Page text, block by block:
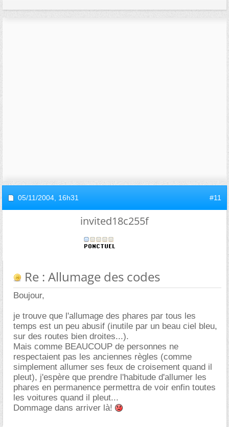
05/11/2004, 16h31 #11
invited18c255f
Re : Allumage des codes
Boujour,
je trouve que l'allumage des phares par tous les
temps est un peu abusif (inutile par un beau ciel bleu,
sur des routes bien droites...).
Mais comme BEAUCOUP de personnes ne
respectaient pas les anciennes règles (comme
simplement allumer ses feux de croisement quand il
pleut), j'espère que prendre l'habitude d'allumer les
phares en permanence permettra de voir enfin toutes
les voitures quand il pleut...
Dommage dans arriver là!